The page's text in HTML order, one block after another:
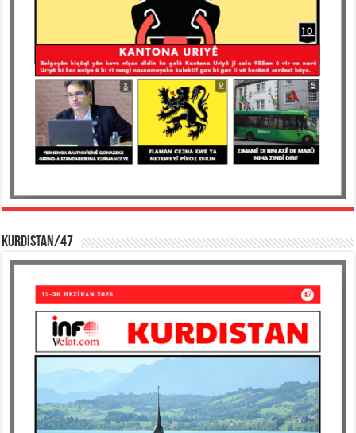
KURDISTAN/47